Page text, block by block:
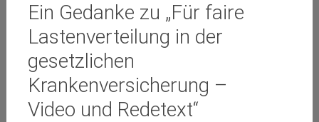
Ein Gedanke zu „Für faire
Lastenverteilung in der
gesetzlichen
Krankenversicherung –
Video und Redetext“